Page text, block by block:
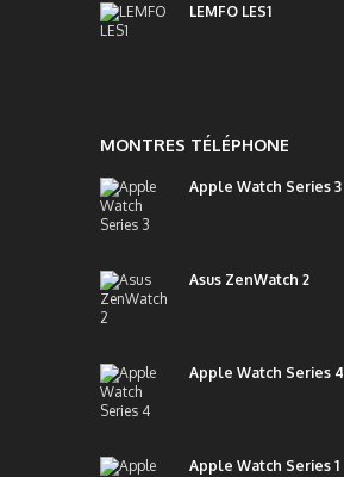
LEMFO LES1
MONTRES TÉLÉPHONE
Apple Watch Series 3
Asus ZenWatch 2
Apple Watch Series 4
Apple Watch Series 1